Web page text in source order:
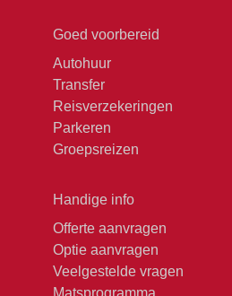
Goed voorbereid
Autohuur
Transfer
Reisverzekeringen
Parkeren
Groepsreizen
Handige info
Offerte aanvragen
Optie aanvragen
Veelgestelde vragen
Matsprogramma